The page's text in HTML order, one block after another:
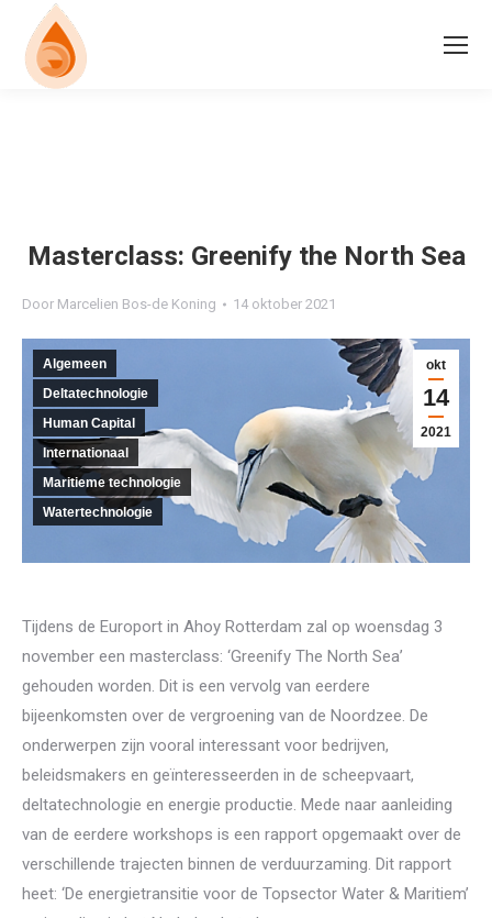
Masterclass: Greenify the North Sea
Door Marcelien Bos-de Koning 14 oktober 2021
okt
14
2021
Algemeen
Deltatechnologie
Human Capital
Internationaal
Maritieme technologie
Watertechnologie
Tijdens de Europort in Ahoy Rotterdam zal op woensdag 3
november een masterclass: ‘Greenify The North Sea’
gehouden worden. Dit is een vervolg van eerdere
bijeenkomsten over de vergroening van de Noordzee. De
onderwerpen zijn vooral interessant voor bedrijven,
beleidsmakers en geïnteresseerden in de scheepvaart,
deltatechnologie en energie productie. Mede naar aanleiding
van de eerdere workshops is een rapport opgemaakt over de
verschillende trajecten binnen de verduurzaming. Dit rapport
heet: ‘De energietransitie voor de Topsector Water & Maritiem’